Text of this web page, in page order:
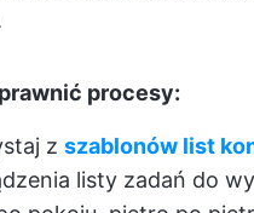
procesy:
z szablonów list
listy zadań do